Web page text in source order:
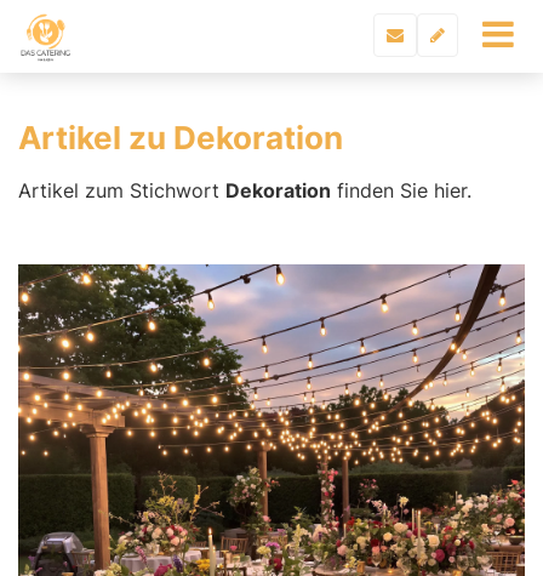
Artikel zu Dekoration
Artikel zum Stichwort Dekoration finden Sie hier.